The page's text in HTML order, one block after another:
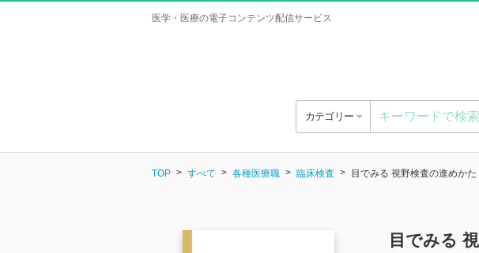
医学・医療の電子コンテンツ配信サービス
カテゴリー
TOP すべて 各種医療職 臨床検査 目でみる 視野検査の進めかた
目でみる